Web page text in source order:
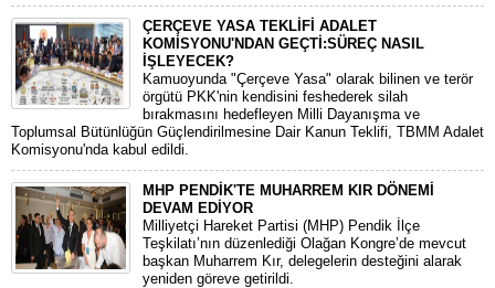
ÇERÇEVE YASA TEKLİFİ ADALET
KOMİSYONU'NDAN GEÇTİ:SÜREÇ NASIL
İŞLEYECEK?
​Kamuoyunda "Çerçeve Yasa" olarak bilinen ve terör
örgütü PKK'nin kendisini feshederek silah
bırakmasını hedefleyen Milli Dayanışma ve
Toplumsal Bütünlüğün Güçlendirilmesine Dair Kanun Teklifi, TBMM Adalet
Komisyonu'nda kabul edildi.
MHP PENDİK'TE MUHARREM KIR DÖNEMİ
DEVAM EDİYOR
​Milliyetçi Hareket Partisi (MHP) Pendik İlçe
Teşkilatı’nın düzenlediği Olağan Kongre’de mevcut
başkan Muharrem Kır, delegelerin desteğini alarak
yeniden göreve getirildi.